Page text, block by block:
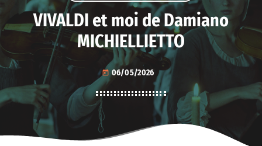
VIVALDI et moi de Damiano
MICHIELLIETTO
today 06/05/2026